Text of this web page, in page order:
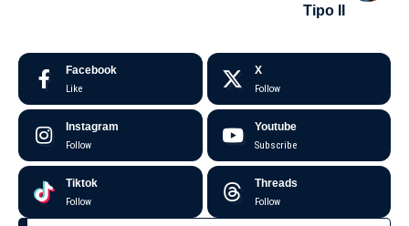
Tipo II
Facebook
Like
X
Follow
Instagram
Follow
Youtube
Subscribe
Tiktok
Follow
Threads
Follow